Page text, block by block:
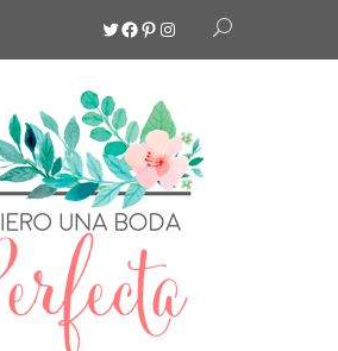
Twitter
Facebook
Pinterest
Instagram